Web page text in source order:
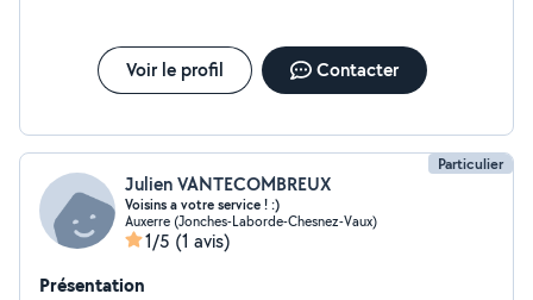
Voir le profil Contacter
Particulier
Julien VANTECOMBREUX
Voisins a votre service ! :)
Auxerre (Jonches-Laborde-Chesnez-Vaux)
1/5 (1 avis)
Présentation